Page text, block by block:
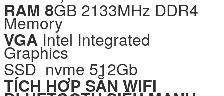
RAM 8GB 2133MHz DDR4
Memory
VGA Intel Integrated
Graphics
SSD nvme 512Gb
TÍCH HỢP SẴN WIFI